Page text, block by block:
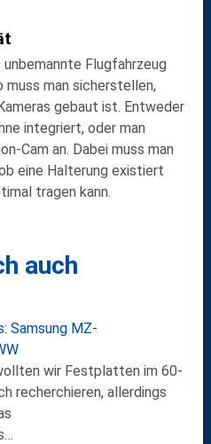
Flugfahrzeug
muss man sicherstellen,
gebaut ist. Entweder
integriert, oder man
Cam an. Dabei muss man
eine Halterung existiert
tragen kann.
auch
Samsung MZ-
wir Festplatten im 60-
recherchieren, allerdings